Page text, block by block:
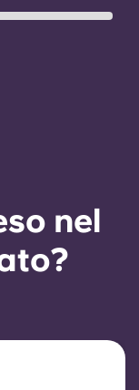
la
nel